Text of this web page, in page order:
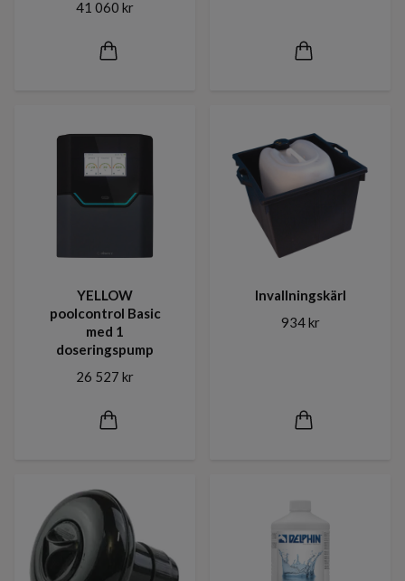
41 060 kr
YELLOW
poolcontrol Basic
med 1
doseringspump
26 527 kr
Invallningskärl
934 kr